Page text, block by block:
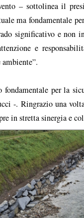
– sottolinea il
ma fondamentale
significativo e non
e
fondamentale per la
-. Ringrazio una
in stretta sinergia e